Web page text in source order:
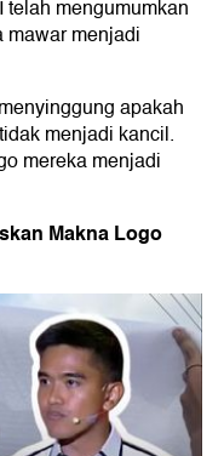
mengumumkan
mawar menjadi
apakah
menjadi kancil.
mereka menjadi
Makna Logo